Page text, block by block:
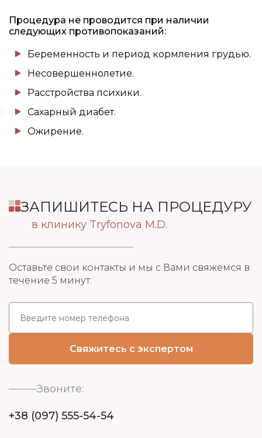
Процедура не проводится при наличии
следующих противопоказаний:
Беременность и период кормления грудью.
Несовершеннолетие.
Расстройства психики.
Сахарный диабет.
Ожирение.
ЗАПИШИТЕСЬ НА ПРОЦЕДУРУ
в клинику Tryfonova M.D.
Оставьте свои контакты и мы с Вами свяжемся в
течение 5 минут:
Звоните:
+38 (097) 555-54-54